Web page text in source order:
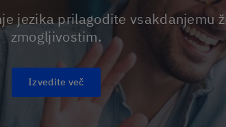
zmogljivostim.
Izvedite več